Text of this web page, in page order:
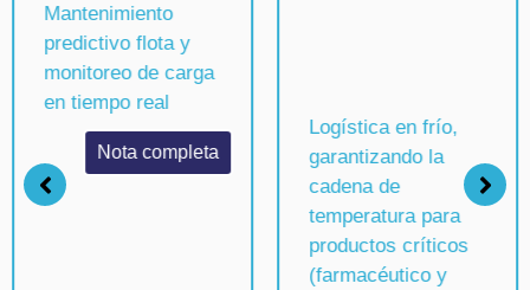
Mantenimiento
predictivo flota y
monitoreo de carga
en tiempo real
Nota completa
productos críticos
(farmacéutico y
alimentario)
Nota completa